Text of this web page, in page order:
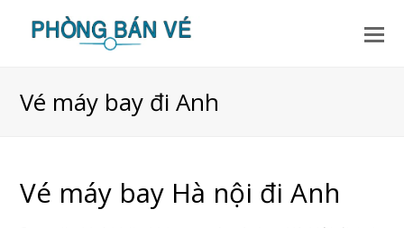
Vé máy bay đi Anh
Vé máy bay Hà nội đi Anh